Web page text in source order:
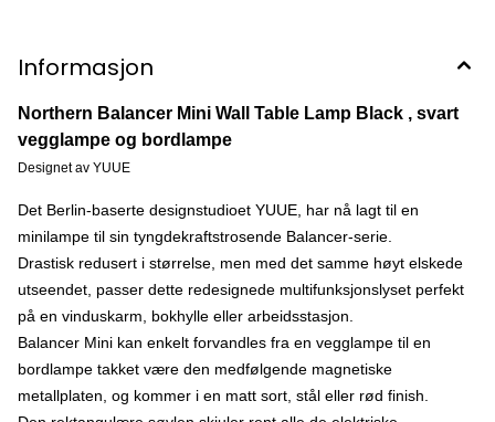
Informasjon
Northern Balancer Mini Wall Table Lamp Black , svart
vegglampe og bordlampe
Designet av YUUE
Det Berlin-baserte designstudioet YUUE, har nå lagt til en
minilampe til sin tyngdekraftstrosende Balancer-serie.
Drastisk redusert i størrelse, men med det samme høyt elskede
utseendet, passer dette redesignede multifunksjonslyset perfekt
på en vinduskarm, bokhylle eller arbeidsstasjon.
Balancer Mini kan enkelt forvandles fra en vegglampe til en
bordlampe takket være den medfølgende magnetiske
metallplaten, og kommer i en matt sort, stål eller rød finish.